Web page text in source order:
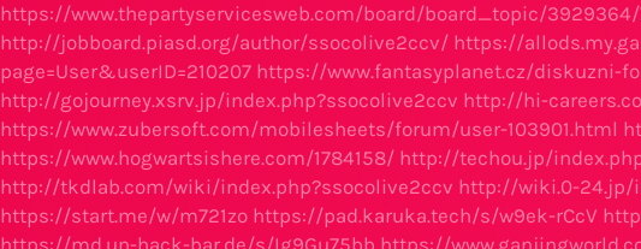
https://www.thepartyservicesweb.com/board/board_topic/
http://jobboard.piasd.org/author/ssocolive2ccv/ https://
page=User&userID=210207 https://www.fantasyplanet.cz/diskuzni-
http://gojourney.xsrv.jp/index.php?ssocolive2ccv http://hi-
https://www.zubersoft.com/mobilesheets/forum/user-103901.html
https://www.hogwartsishere.com/1784158/ http://techou.jp/
http://tkdlab.com/wiki/index.php?ssocolive2ccv http://wiki.0-24.jp/
https://start.me/w/m721zo https://pad.karuka.tech/s/w9ek-rCcV
https://md.un-hack-bar.de/s/Ig9Gu75bb https://